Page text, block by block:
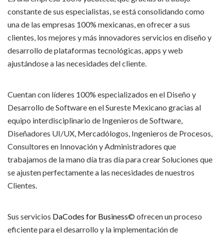
constante de sus especialistas, se está consolidando como
una de las empresas 100% mexicanas, en ofrecer a sus
clientes, los mejores y más innovadores servicios en diseño y
desarrollo de plataformas tecnológicas, apps y web
ajustándose a las necesidades del cliente.
Cuentan con líderes 100% especializados en el Diseño y
Desarrollo de Software en el Sureste Mexicano gracias al
equipo interdisciplinario de Ingenieros de Software,
Diseñadores UI/UX, Mercadólogos, Ingenieros de Procesos,
Consultores en Innovación y Administradores que
trabajamos de la mano día tras día para crear Soluciones que
se ajusten perfectamente a las necesidades de nuestros
Clientes.
Sus servicios DaCodes for Business© ofrecen un proceso
eficiente para el desarrollo y la implementación de